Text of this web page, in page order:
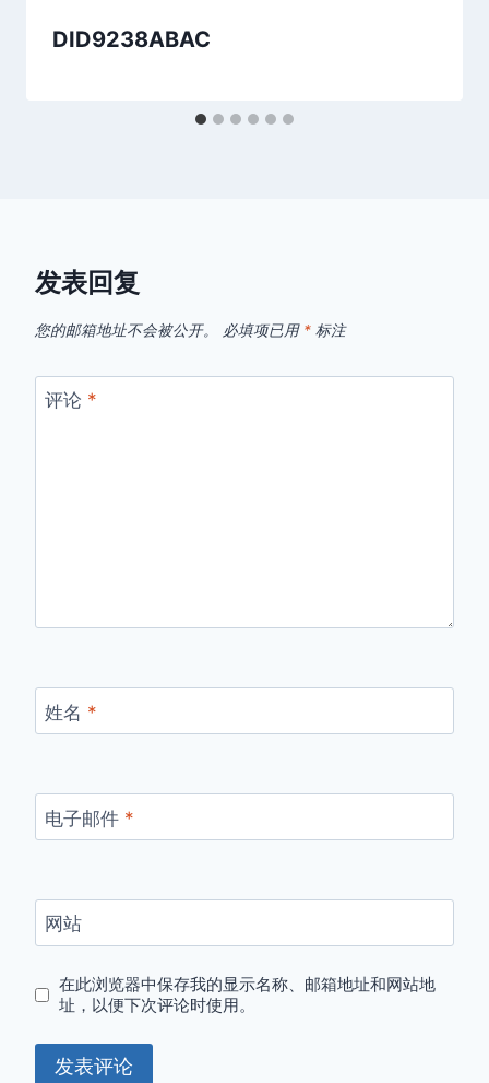
DID9238ABAC
发表回复
您的邮箱地址不会被公开。 必填项已用 * 标注
评论 *
姓名 *
电子邮件 *
网站
在此浏览器中保存我的显示名称、邮箱地址和网站地
址，以便下次评论时使用。